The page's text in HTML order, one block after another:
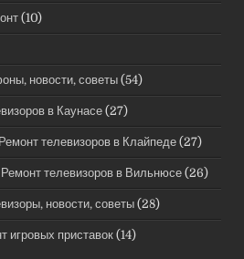
(10)
новости, советы (54)
в Каунасе (27)
телевизоров в Клайпеде (27)
телевизоров в Вильнюсе (26)
новости, советы (28)
игровых приставок (14)